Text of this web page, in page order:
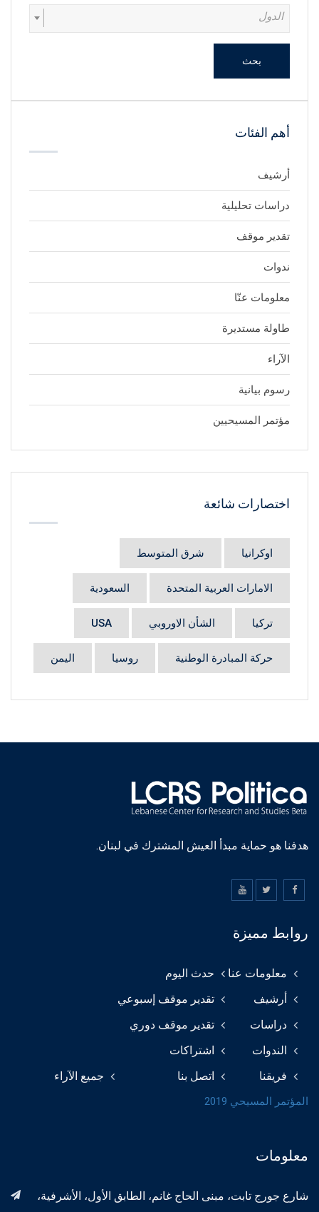
الدول
بحث
أهم الفئات
أرشيف
دراسات تحليلية
تقدير موقف
ندوات
معلومات عنّا
طاولة مستديرة
الآراء
رسوم بيانية
مؤتمر المسيحيين
اختصارات شائعة
اوكرانيا شرق المتوسط
الامارات العربية المتحدة السعودية
تركيا الشأن الاوروبي USA
حركة المبادرة الوطنية روسيا اليمن
هدفنا هو حماية مبدأ العيش المشترك في لبنان.
روابط مميزة
معلومات عنا
أرشيف
دراسات
الندوات
فريقنا
حدث اليوم
تقدير موقف إسبوعي
تقدير موقف دوري
اشتراكات
اتصل بنا
جميع الآراء
المؤتمر المسيحي 2019
معلومات
شارع جورج تابت، مبنى الحاج غانم، الطابق الأول، الأشرفية،